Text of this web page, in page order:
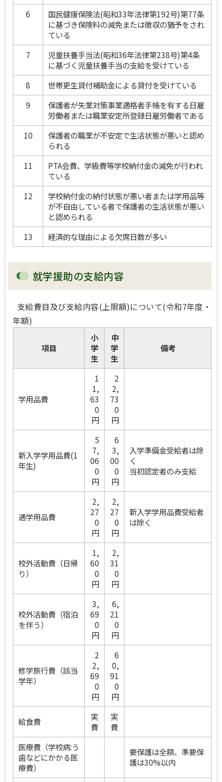
6
国民健康保険法(昭和33年法律第192号)第77条
に基づき保険料の減免または徴収の猶予をされ
ている
7
児童扶養手当法(昭和36年法律第238号)第4条
に基づく児童扶養手当の支給を受けている
8
世帯更生貸付補助金による貸付を受けている
9
保護者が失業対策事業適格者手帳を有する日雇
労働者または職業安定所登録日雇労働者である
10
保護者の職業が不安定で生活状態が悪いと認め
られる
11
PTA会費、学級費等学校納付金の減免が行われ
ている
12
学校納付金の納付状態が悪い者または学用品等
が不自由している者で保護者の生活状態が悪い
と認められる
13
経済的な理由による欠席日数が多い
就学援助の支給内容
支給費目及び支給内容(上限額)について(令和7年度・
年額)
項目
小
学
生
中
学
生
備考
学用品費
1
1,
63
0
円
2
2,
73
0
円
新入学学用品費(1
年生)
5
7,
06
0
円
6
3,
00
0
円
入学準備金受給者は除
く
当初認定者のみ支給
通学用品費
2,
27
0
円
2,
27
0
円
新入学学用品費受給者
は除く
校外活動費（日帰
り）
1,
60
0
円
2,
31
0
円
校外活動費（宿泊
を伴う）
3,
69
0
円
6,
21
0
円
修学旅行費（該当
学年）
2
2,
69
0
円
6
0,
91
0
円
給食費
実
費
実
費
医療費（学校病:う
歯などにかかる医
療費）
要保護は全額、準要保
護は30%以内